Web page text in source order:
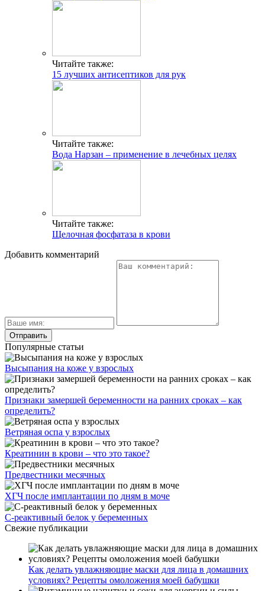
Читайте также:
15 лучших антисептиков для рук
Читайте также:
Вода Нарзан – применение в лечебных целях
Читайте также:
Щелочная фосфатаза в крови
Добавить комментарий
Популярные статьи
Высыпания на коже у взрослых
Признаки замершей беременности на ранних сроках – как
определить?
Ветряная оспа у взрослых
Креатинин в крови – что это такое?
Предвестники месячных
ХГЧ после имплантации по дням в моче
С-реактивный белок у беременных
Свежие публикации
Как делать увлажняющие маски для лица в домашних
условиях? Рецепты омоложения моей бабушки